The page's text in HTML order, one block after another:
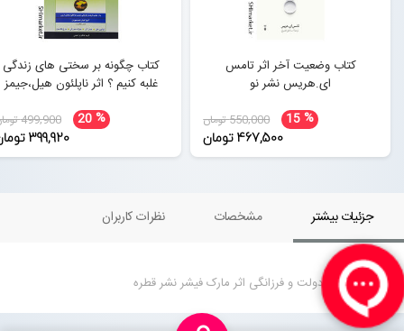
کتاب وضعیت آخر اثر تامس
ای.هریس نشر نو
15% 550,000 تومان
467,500 تومان
کتاب چگونه بر سختی های زندگی
غلبه کنیم ؟ اثر ناپلئون هیل،جیمز
نسل نواندیش
20% 499,900 تومان
399,920 تومان
جزئیات بیشتر مشخصات نظرات کاربران
کتاب حکایت دولت و فرزانگی اثر مارک فیشر نشر قطره